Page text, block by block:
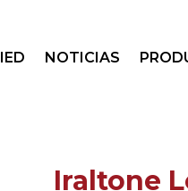
NOTICIAS
Iraltone